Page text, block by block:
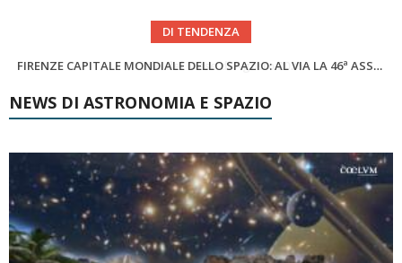
DI TENDENZA
Cielo del Mese di Agosto 2026
SUPERNOVAE aggiornamenti del mese – Agosto 2026
NEWS DI ASTRONOMIA E SPAZIO